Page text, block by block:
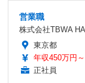
営業職
株式会社TBWA
東京都
年収450万円
正社員